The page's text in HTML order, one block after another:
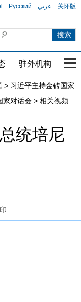
Русский عربي 关怀版
驻外机构 国
> 习近平主持金砖国家
家对话会 > 相关视频
统培尼